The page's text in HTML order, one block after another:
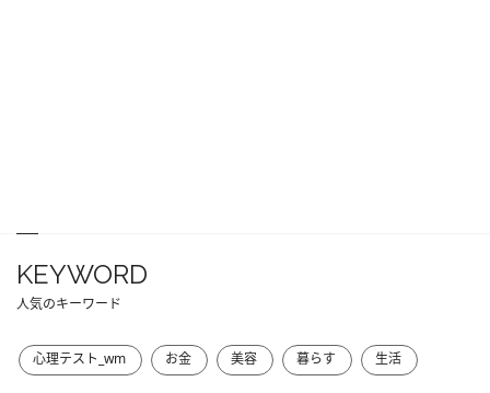
KEYWORD
人気のキーワード
心理テスト_wm お金 美容 暮らす 生活